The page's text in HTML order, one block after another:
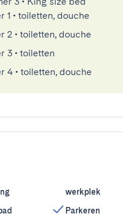
1 • toiletten, douche
2 • toiletten, douche
3 • toiletten
4 • toiletten, douche
werkplek
Parkeren